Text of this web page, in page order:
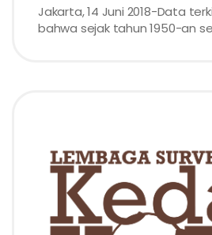
Jakarta, 14 Juni 2018-Data
bahwa sejak tahun 1950-an